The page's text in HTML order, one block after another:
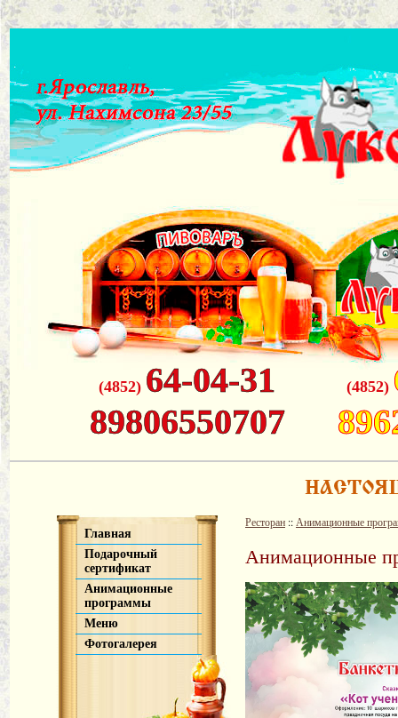
(4852) 64-04-31
89806550707
(4852)
Главная
Подарочный
сертификат
Анимационные
программы
Меню
Фотогалерея
Ресторан :: Анимационные
Анимационные